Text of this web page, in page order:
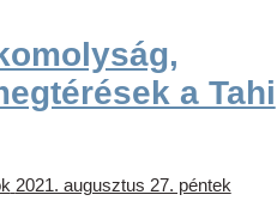
a Tahi
2021. augusztus 27. péntek